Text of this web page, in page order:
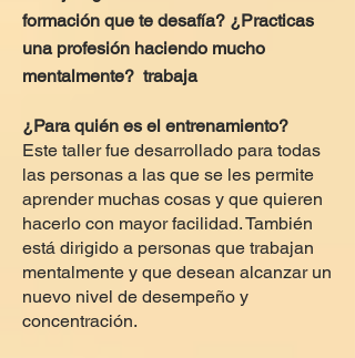
formación que te desafía? ¿Practicas
una profesión haciendo mucho
mentalmente? trabaja
¿Para quién es el entrenamiento?
Este taller fue desarrollado para todas
las personas a las que se les permite
aprender muchas cosas y que quieren
hacerlo con mayor facilidad. También
está dirigido a personas que trabajan
mentalmente y que desean alcanzar un
nuevo nivel de desempeño y
concentración.